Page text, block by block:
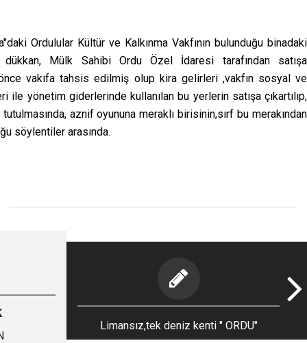
Ordulular Kültür ve Kalkınma Vakfının bulunduğu binadaki
Mülk Sahibi Ordu Özel İdaresi tarafından satışa
önce vakıfa tahsis edilmiş olup kira gelirleri ,vakfın sosyal ve
ile yönetim giderlerinde kullanılan bu yerlerin satışa çıkartılıp,
tutulmasında, aznif oyununa meraklı birisinin,sırf bu merakından
söylentiler arasında.
Limansız,tek deniz kenti " ORDU"